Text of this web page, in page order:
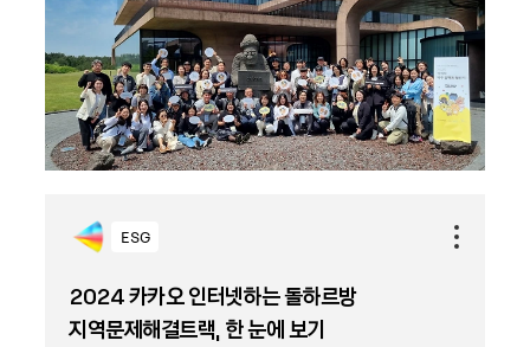
ESG
2024 카카오 인터넷하는 돌하르방
지역문제해결트랙, 한 눈에 보기